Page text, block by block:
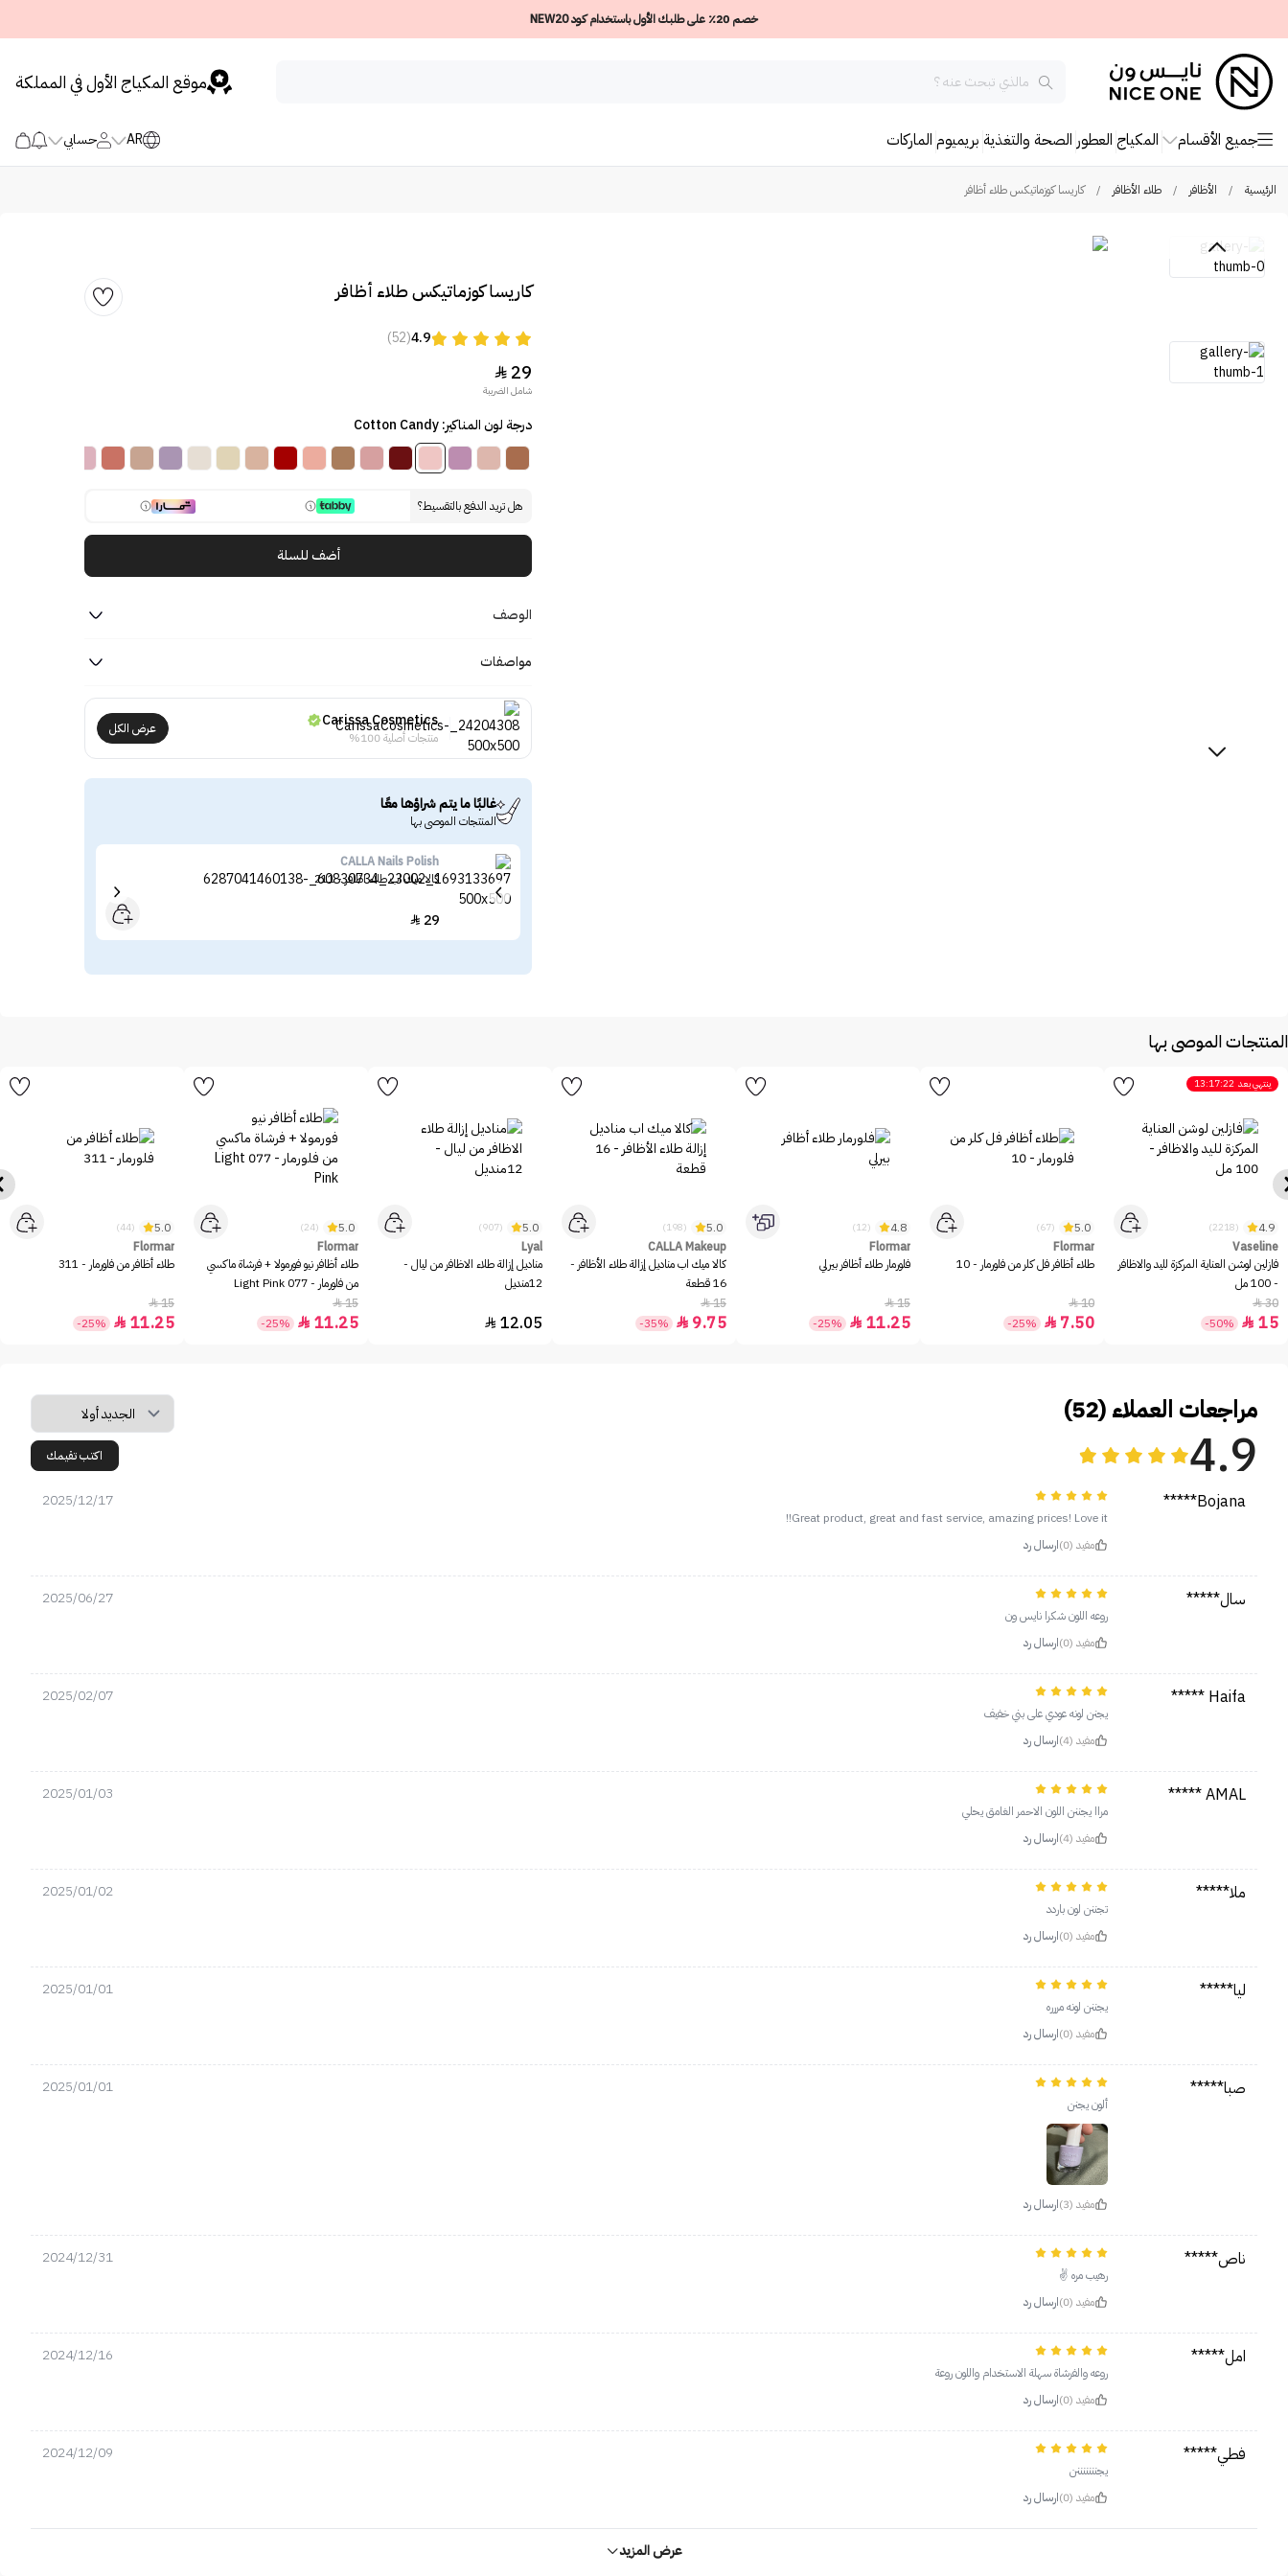
خصم 20٪ على طلبك الأول باستخدام كود NEW20
موقع المكياج الأول في المملكة
جميع الأقسام المكياج العطور الصحة والتغذية بريميوم الماركات AR حسابي
الرئيسية / الأظافر / طلاء الأظافر / كاريسا كوزماتيكس طلاء أظافر
كاريسا كوزماتيكس طلاء أظافر
4.9
(52)
29

شامل الضريبة
درجة لون المناكير: Cotton Candy
هل تريد الدفع بالتقسيط؟
أضف للسلة
الوصف
مواصفات
Carissa Cosmetics
منتجات أصلية 100%
عرض الكل
غالبًا ما يتم شراؤها معًا
المنتجات الموصى بها
CALLA Nails Polish
كالا ميك اب طلاء اظافر - 211
29

المنتجات الموصى بها
ينتهي بعد 13:17:22
4.9
(2218)
Vaseline
فازلين لوشن العناية المركزة لليد والاظافر
- 100 مل
30

15

-50%
5.0
(67)
Flormar
طلاء أظافر فل كلر من فلورمار - 10
10

7.50

-25%
4.8
(12)
Flormar
فلورمار طلاء أظافر بيرلي
15

11.25

-25%
5.0
(198)
CALLA Makeup
كالا ميك اب مناديل إزالة طلاء الأظافر -
16 قطعة
15

9.75

-35%
5.0
(907)
Lyal
مناديل إزالة طلاء الاظافر من ليال -
12منديل
12.05

5.0
(24)
Flormar
طلاء أظافر نيو فورمولا + فرشاة ماكسي
من فلورمار - 077 Light Pink
15

11.25

-25%
5.0
(44)
Flormar
طلاء أظافر من فلورمار - 311
15

11.25

-25%
مراجعات العملاء (52)
4.9 اكتب تقيمك
Bojana*****
2025/12/17
Great product, great and fast service, amazing prices! Love it!!
مفيد (0)
ارسال رد
سال***** 2025/06/27
روعه اللون شكرا نايس ون
مفيد (0)
ارسال رد
Haifa *****
2025/02/07
يجنن لونه عودي على بني خفيف
مفيد (4)
ارسال رد
AMAL *****
2025/01/03
مراا يجننن اللون الاحمر الغامق يحلي
مفيد (4)
ارسال رد
ملا***** 2025/01/02
تجننن لون باردد
مفيد (0)
ارسال رد
ليا***** 2025/01/01
يجننن لونه مررره
مفيد (0)
ارسال رد
صبا***** 2025/01/01
ألون يجنن
مفيد (3) ارسال رد
ناص***** 2024/12/31
رهيب مره ✌
مفيد (0)
ارسال رد
امل***** 2024/12/16
روعه والفرشاة سهلة الاستخدام واللون روعة
مفيد (0)
ارسال رد
فطي***** 2024/12/09
يجنننننننن
مفيد (0)
ارسال رد
عرض المزيد